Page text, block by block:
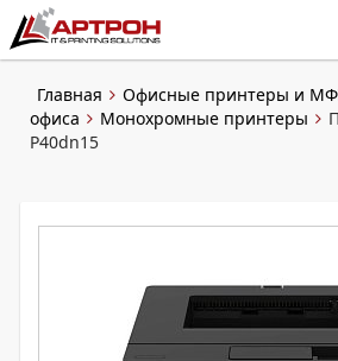
Главная Офисные принтеры и
офиса
Монохромные принтеры
P40dn15